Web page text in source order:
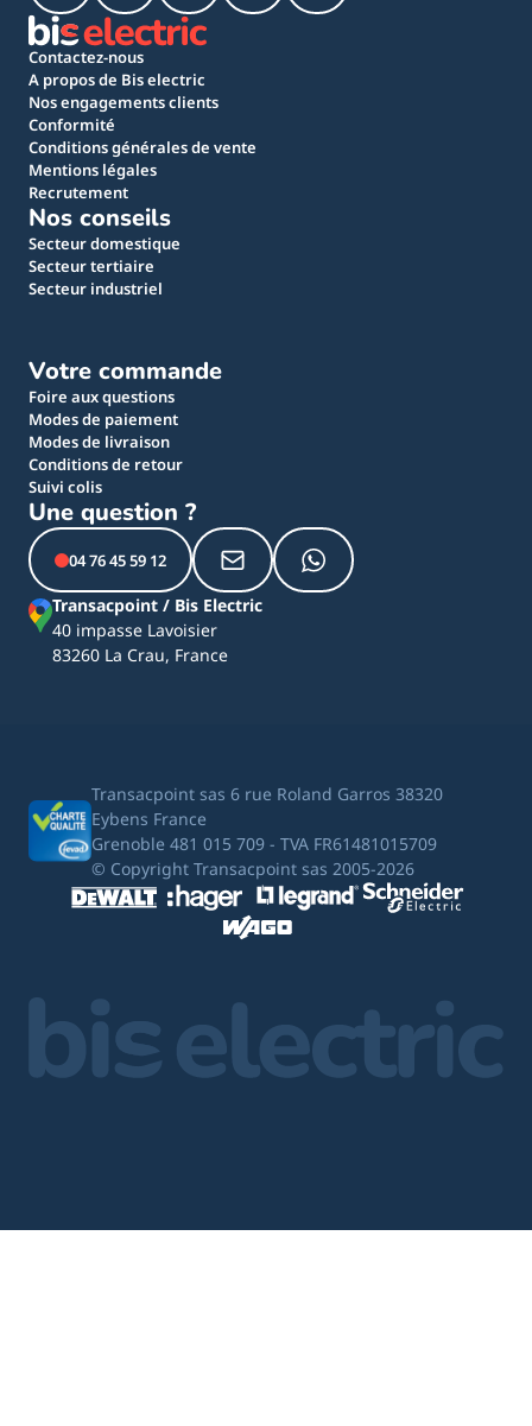
Contactez-nous
A propos de Bis electric
Nos engagements clients
Conformité
Conditions générales de vente
Mentions légales
Recrutement
Nos conseils
Secteur domestique
Secteur tertiaire
Secteur industriel
Votre commande
Foire aux questions
Modes de paiement
Modes de livraison
Conditions de retour
Suivi colis
Une question ?
04 76 45 59 12
Transacpoint / Bis Electric
40 impasse Lavoisier
83260 La Crau, France
Transacpoint sas 6 rue Roland Garros 38320
Eybens France
Grenoble 481 015 709 - TVA FR61481015709
© Copyright Transacpoint sas 2005-2026